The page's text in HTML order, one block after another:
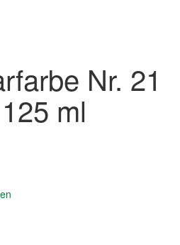
Nr. 21
ml